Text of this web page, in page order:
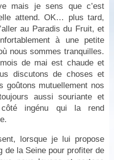
mais je sens que c’est
attend. OK… plus tard,
au Paradis du Fruit, et
à une petite
nous sommes tranquilles.
de mai est chaude et
discutons de choses et
goûtons mutuellement nos
aussi souriante et
ingénu qui la rend
lorsque je lui propose
de la Seine pour profiter de